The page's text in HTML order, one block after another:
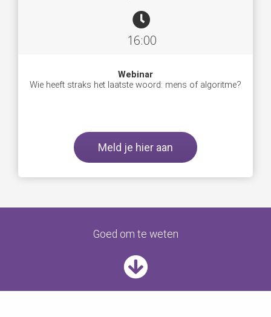
16:00
Webinar
Wie heeft straks het laatste woord: mens of algoritme?
Meld je hier aan
Goed om te weten